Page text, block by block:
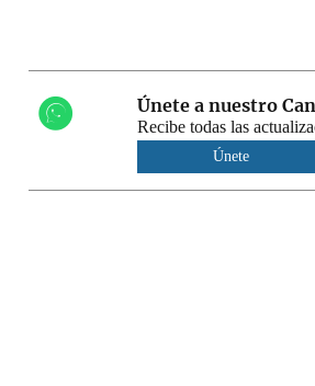
Únete a nuestro
Recibe todas las
Únete